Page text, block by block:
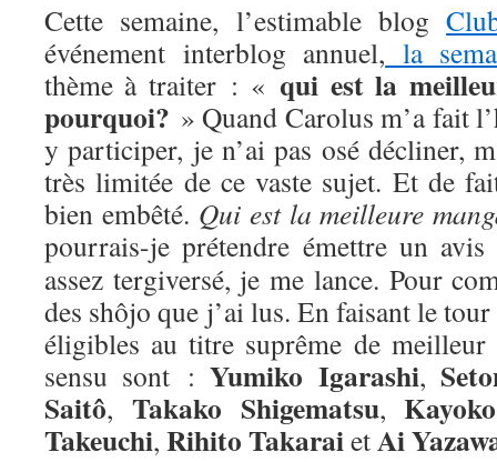
Cette semaine, l’estimable blog
événement interblog annuel, la
thème à traiter : « qui est la
pourquoi? » Quand Carolus m’a fait
y participer, je n’ai pas osé décliner,
très limitée de ce vaste sujet. Et de
bien embêté. Qui est la meilleure
pourrais-je prétendre émettre un
assez tergiversé, je me lance. Pour
des shôjo que j’ai lus. En faisant le tour
éligibles au titre suprême de
sensu sont :Yumiko Igarashi,
Saitô, Takako Shigematsu,Kayoko
Takeuchi, Rihito TakaraietAi